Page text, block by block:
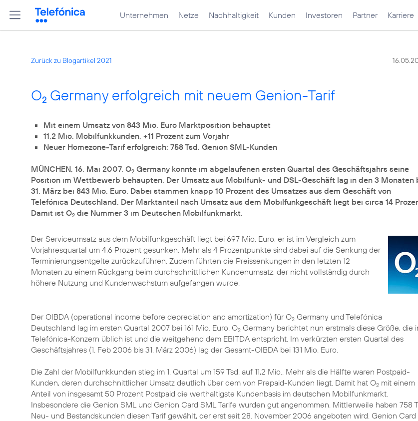
Unternehmen Netze Nachhaltigkeit Kunden Investoren Partner Karriere
Zurück zu Blogartikel 2021
O2 Germany erfolgreich mit neuem Genion-Tarif
Mit einem Umsatz von 843 Mio. Euro Marktposition behauptet
11,2 Mio. Mobilfunkkunden, +11 Prozent zum Vorjahr
Neuer Homezone-Tarif erfolgreich: 758 Tsd. Genion SML-Kunden
MÜNCHEN, 16. Mai 2007. O2 Germany konnte im abgelaufenen ersten Quartal des Geschäftsjahrs seine
Position im Wettbewerb behaupten. Der Umsatz aus Mobilfunk- und DSL-Geschäft lag in den 3 Monaten
31. März bei 843 Mio. Euro. Dabei stammen knapp 10 Prozent des Umsatzes aus dem Geschäft von
Telefónica Deutschland. Der Marktanteil nach Umsatz aus dem Mobilfunkgeschäft liegt bei circa 14
Damit ist O2 die Nummer 3 im Deutschen Mobilfunkmarkt.
Der Serviceumsatz aus dem Mobilfunkgeschäft liegt bei 697 Mio. Euro, er ist im Vergleich zum
Vorjahresquartal um 4,6 Prozent gesunken. Mehr als 4 Prozentpunkte sind dabei auf die Senkung der
Terminierungsentgelte zurückzuführen. Zudem führten die Preissenkungen in den letzten 12
Monaten zu einem Rückgang beim durchschnittlichen Kundenumsatz, der nicht vollständig durch
höhere Nutzung und Kundenwachstum aufgefangen wurde.
Der OIBDA (operational income before depreciation and amortization) für O2 Germany und Telefónica
Deutschland lag im ersten Quartal 2007 bei 161 Mio. Euro. O2 Germany berichtet nun erstmals diese Größe, die
Telefónica-Konzern üblich ist und die weitgehend dem EBITDA entspricht. Im verkürzten ersten Quartal des
Geschäftsjahres (1. Feb 2006 bis 31. März 2006) lag der Gesamt-OIBDA bei 131 Mio. Euro.
Die Zahl der Mobilfunkkunden stieg im 1. Quartal um 159 Tsd. auf 11,2 Mio.. Mehr als die Hälfte waren Postpaid-
Kunden, deren durchschnittlicher Umsatz deutlich über dem von Prepaid-Kunden liegt. Damit hat O2 mit einem
Anteil von insgesamt 50 Prozent Postpaid die werthaltigste Kundenbasis im deutschen Mobilfunkmarkt.
Insbesondere die Genion SML und Genion Card SML Tarife wurden gut angenommen. Mittlerweile haben 758
Neu- und Bestandskunden diesen Tarif gewählt, der erst seit 28. November 2006 angeboten wird. Genion Card